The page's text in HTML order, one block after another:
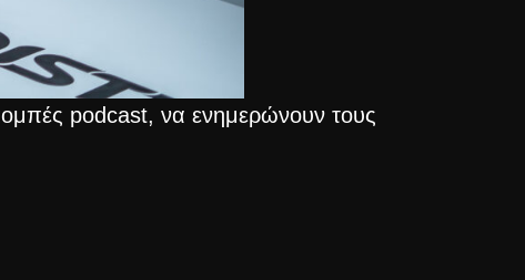
podcast, να ενημερώνουν τους